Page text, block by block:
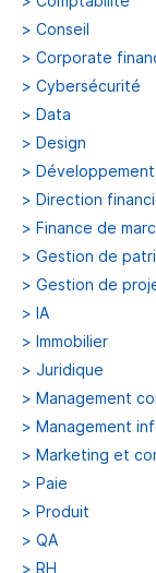
> Conseil
> Corporate
> Cybersécurité
> Data
> Design
>
> Direction
> Finance de
> Gestion de
> Gestion de
> IA
> Immobilier
> Juridique
> Management
> Management
> Marketing et
> Paie
> Produit
> QA
> RH